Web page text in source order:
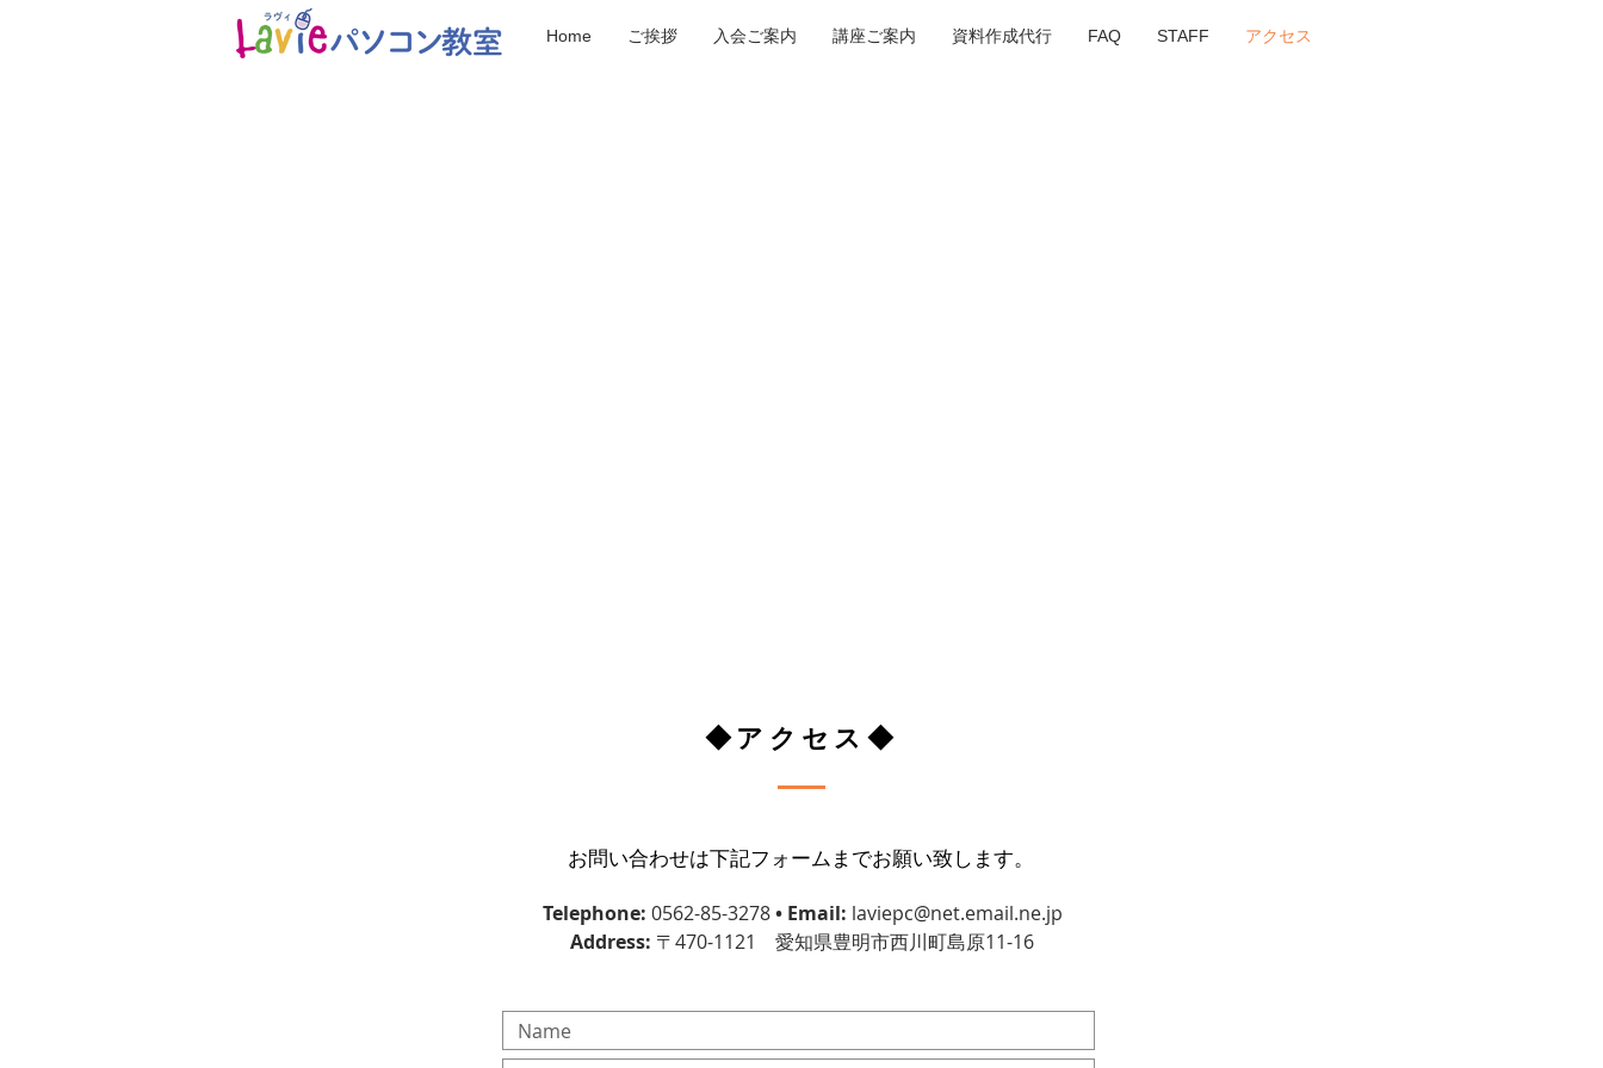
Home ご挨拶 入会ご案内 講座ご案内 資料作成代行 FAQ STAFF アクセス
◆アクセス◆
お問い合わせは下記フォームまでお願い致します。
Telephone: 0562-85-3278• Email: laviepc@net.email.ne.jp
Address: 〒470-1121 愛知県豊明市西川町島原11-16